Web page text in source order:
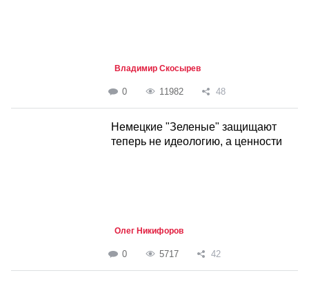
Владимир Скосырев
0 11982 48
Немецкие "Зеленые" защищают
теперь не идеологию, а ценности
Олег Никифоров
0 5717 42